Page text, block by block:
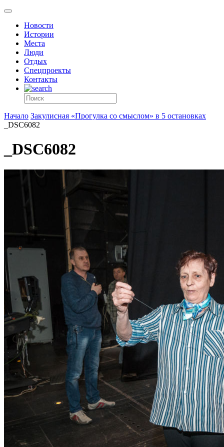
Новости
Истории
Места
Люди
Отдых
Спецпроекты
Контакты
Начало Закулисная «Прогулка со смыслом» в 5 остановках
_DSC6082
_DSC6082